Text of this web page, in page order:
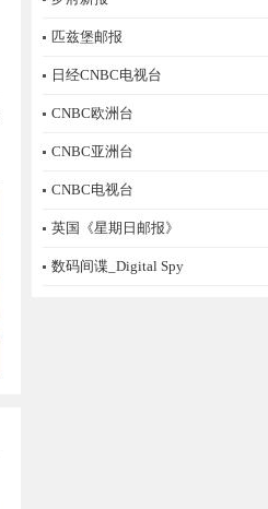
匹兹堡邮报
日经CNBC电视台
CNBC欧洲台
CNBC亚洲台
CNBC电视台
英国《星期日邮报》
数码间谍_Digital Spy